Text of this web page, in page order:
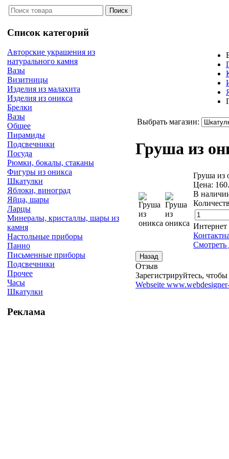
Список категорий
Авторские украшения из
натурального камня
Вазы
Визитницы
Изделия из малахита
Изделия из оникса
Брелки
Вазы
Общее
Пирамиды
Подсвечники
Посуда
Рюмки, бокалы, стаканы
Фигуры из оникса
Шкатулки
Яблоки, виноград
Яйца, шары
Ларцы
Минералы, кристаллы, шары из
камня
Настольные приборы
Панно
Письменные приборы
Подсвечники
Прочее
Часы
Шкатулки
Реклама
Выбрать магазин:
Груша из
Груша из
Цена:
В
Интернет
Смотреть
Отзыв
Зарегистрируйтесь, чтобы
Webseite